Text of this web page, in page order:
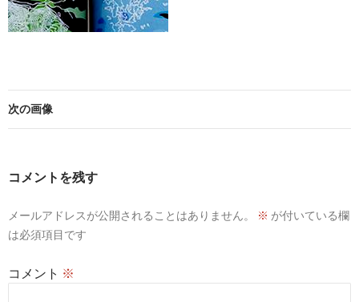
次の画像
コメントを残す
メールアドレスが公開されることはありません。 ※ が付いている欄
は必須項目です
コメント ※